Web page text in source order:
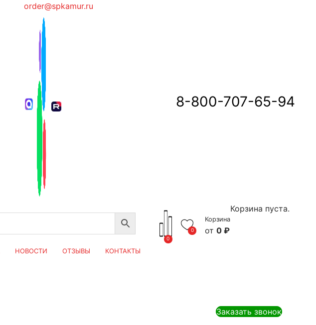
order@spkamur.ru
8-800-707-65-94
0
0
Корзина
0 ₽
Корзина пуста.
НОВОСТИ ОТЗЫВЫ
КОНТАКТЫ
Заказать звонок